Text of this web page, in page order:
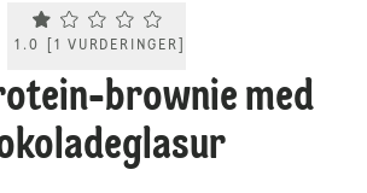
Current rating 1.0. Click to rate.
1.0 1 VURDERINGER
brownie med